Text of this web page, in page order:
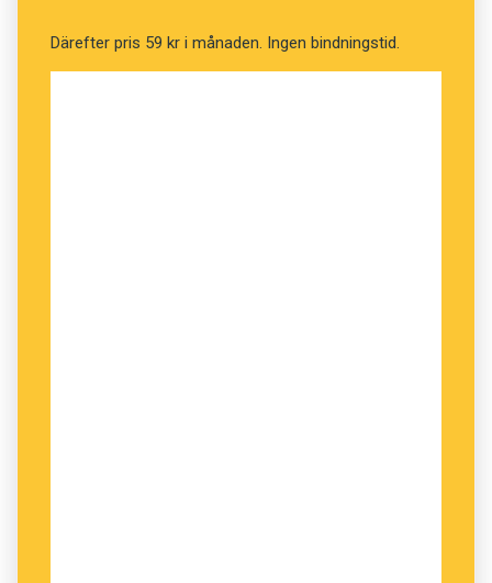
lägga till ett efterled:nudgepuffa,nudgetipsa
och så vidare.
Därefter pris 59 kr i månaden. Ingen bindningstid.